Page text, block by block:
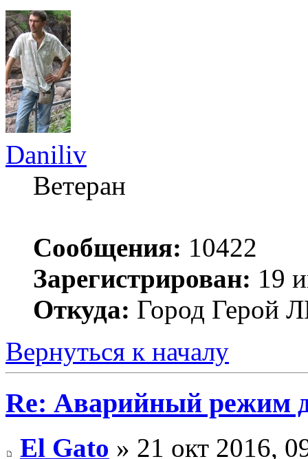
Daniliv
Ветеран
Сообщения: 10422
Зарегистрирован: 19
Откуда: Город Герой
Вернуться к началу
Re: Аварийный режим
El Gato » 21 окт 2016,